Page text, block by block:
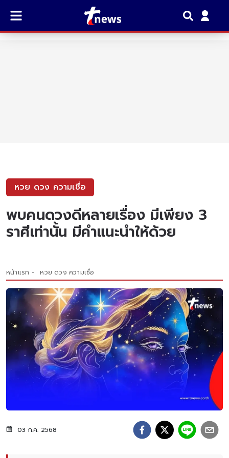
หวย ดวง ความเชื่อ
พบคนดวงดีหลายเรื่อง มีเพียง 3
ราศีเท่านั้น มีคำแนะนำให้ด้วย
หน้าแรก หวย ดวง ความเชื่อ
03 ก.ค. 2568